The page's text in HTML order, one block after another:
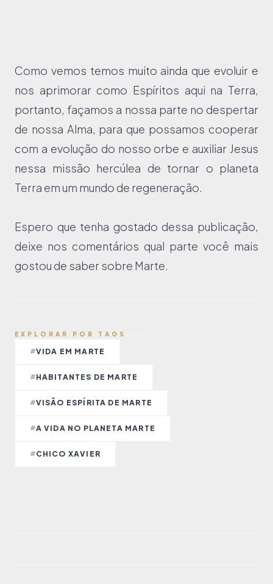
Como vemos temos muito ainda que evoluir e
nos aprimorar como Espíritos aqui na Terra,
portanto, façamos a nossa parte no despertar
de nossa Alma, para que possamos cooperar
com a evolução do nosso orbe e auxiliar Jesus
nessa missão hercúlea de tornar o planeta
Terra em um mundo de regeneração.
Espero que tenha gostado dessa publicação,
deixe nos comentários qual parte você mais
gostou de saber sobre Marte.
EXPLORAR POR TAGS
#VIDA EM MARTE
#HABITANTES DE MARTE
#VISÃO ESPÍRITA DE MARTE
#A VIDA NO PLANETA MARTE
#CHICO XAVIER